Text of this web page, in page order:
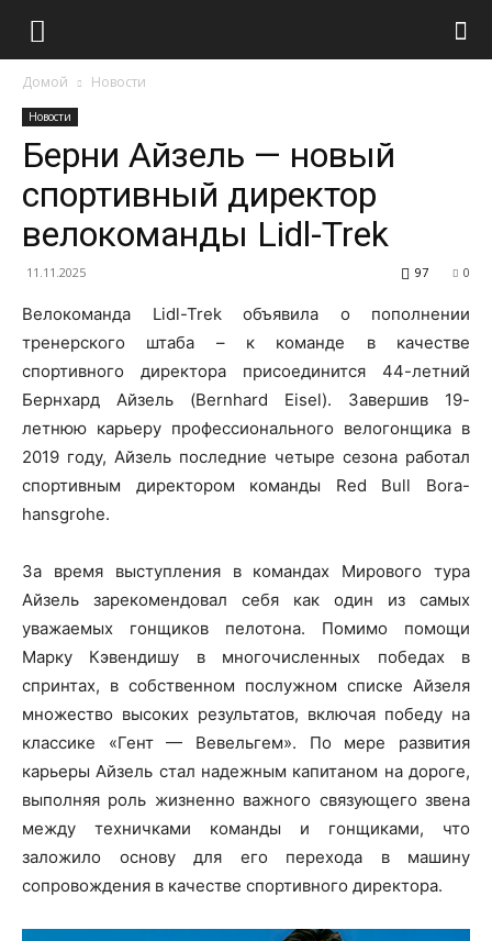
Домой Новости
Новости
Берни Айзель — новый
спортивный директор
велокоманды Lidl-Trek
11.11.2025 0
97
Велокоманда Lidl-Trek объявила о пополнении
тренерского штаба – к команде в качестве
спортивного директора присоединится 44-летний
Бернхард Айзель (Bernhard Eisel). Завершив 19-
летнюю карьеру профессионального велогонщика в
2019 году, Айзель последние четыре сезона работал
спортивным директором команды Red Bull Bora-
hansgrohe.
За время выступления в командах Мирового тура
Айзель зарекомендовал себя как один из самых
уважаемых гонщиков пелотона. Помимо помощи
Марку Кэвендишу в многочисленных победах в
спринтах, в собственном послужном списке Айзеля
множество высоких результатов, включая победу на
классике «Гент — Вевельгем». По мере развития
карьеры Айзель стал надежным капитаном на дороге,
выполняя роль жизненно важного связующего звена
между техничками команды и гонщиками, что
заложило основу для его перехода в машину
сопровождения в качестве спортивного директора.